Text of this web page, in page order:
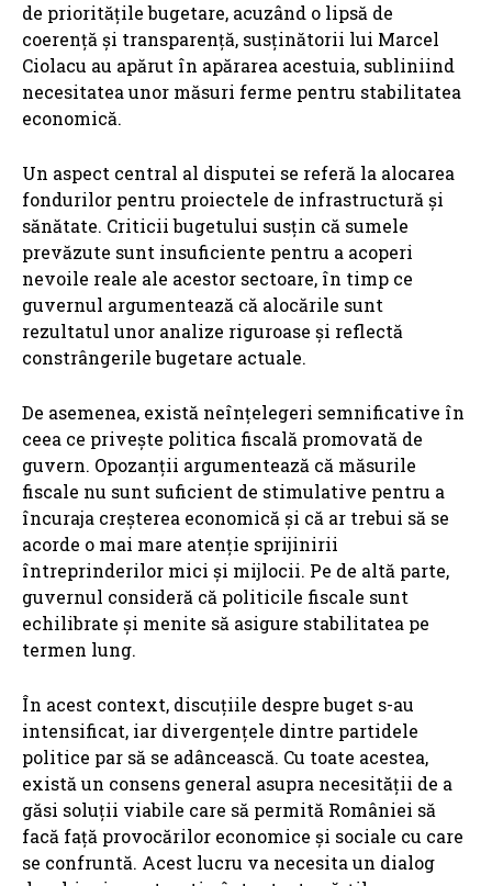
de prioritățile bugetare, acuzând o lipsă de
coerență și transparență, susținătorii lui Marcel
Ciolacu au apărut în apărarea acestuia, subliniind
necesitatea unor măsuri ferme pentru stabilitatea
economică.
Un aspect central al disputei se referă la alocarea
fondurilor pentru proiectele de infrastructură și
sănătate. Criticii bugetului susțin că sumele
prevăzute sunt insuficiente pentru a acoperi
nevoile reale ale acestor sectoare, în timp ce
guvernul argumentează că alocările sunt
rezultatul unor analize riguroase și reflectă
constrângerile bugetare actuale.
De asemenea, există neînțelegeri semnificative în
ceea ce privește politica fiscală promovată de
guvern. Opozanții argumentează că măsurile
fiscale nu sunt suficient de stimulative pentru a
încuraja creșterea economică și că ar trebui să se
acorde o mai mare atenție sprijinirii
întreprinderilor mici și mijlocii. Pe de altă parte,
guvernul consideră că politicile fiscale sunt
echilibrate și menite să asigure stabilitatea pe
termen lung.
În acest context, discuțiile despre buget s-au
intensificat, iar divergențele dintre partidele
politice par să se adâncească. Cu toate acestea,
există un consens general asupra necesității de a
găsi soluții viabile care să permită României să
facă față provocărilor economice și sociale cu care
se confruntă. Acest lucru va necesita un dialog